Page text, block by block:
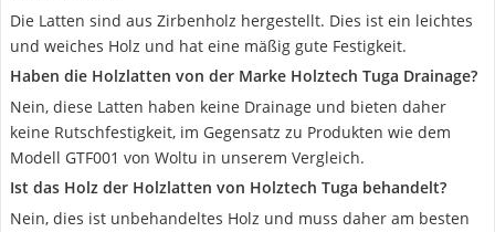
Die Latten sind aus Zirbenholz hergestellt. Dies ist ein leichtes
und weiches Holz und hat eine mäßig gute Festigkeit.
Haben die Holzlatten von der Marke Holztech Tuga Drainage?
Nein, diese Latten haben keine Drainage und bieten daher
keine Rutschfestigkeit, im Gegensatz zu Produkten wie dem
Modell GTF001 von Woltu in unserem Vergleich.
Ist das Holz der Holzlatten von Holztech Tuga behandelt?
Nein, dies ist unbehandeltes Holz und muss daher am besten